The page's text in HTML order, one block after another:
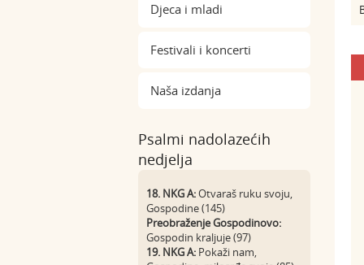
Djeca i mladi
Festivali i koncerti
Naša izdanja
Psalmi nadolazećih
nedjelja
18. NKG A:Otvaraš ruku svoju,
Gospodine (145)
Preobraženje Gospodinovo:
Gospodin kraljuje (97)
19. NKG A: Pokaži nam,